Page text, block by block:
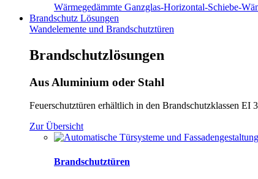
Wärmegedämmte Ganzglas-Horizontal-Schiebe-
Brandschutz Lösungen
Wandelemente und Brandschutztüren
Brandschutzlösungen
Aus Aluminium oder Stahl
Feuerschutztüren erhältlich in den Brandschutzklassen
Zur Übersicht
Brandschutztüren